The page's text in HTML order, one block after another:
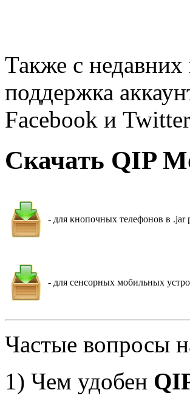
Также с
поддержка
Facebook и
Скачать QIP
- для кнопочных телефонов в .jar
- для сенсорных мобильных
Частые вопросы
1) Чем удобен